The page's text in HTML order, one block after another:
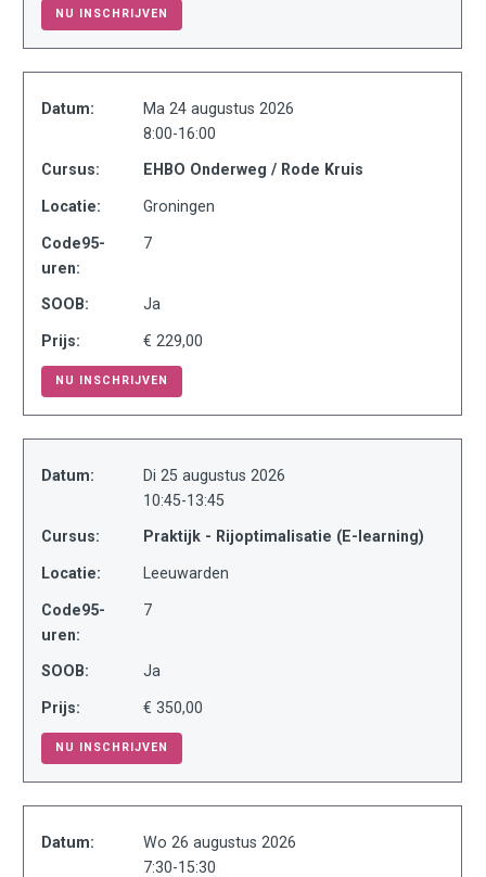
NU INSCHRIJVEN
Datum:
Ma 24 augustus 2026
8:00-16:00
Cursus: EHBO Onderweg / Rode Kruis
Locatie: Groningen
Code95-
uren:
7
SOOB: Ja
Prijs: € 229,00
NU INSCHRIJVEN
Datum:
Di 25 augustus 2026
10:45-13:45
Cursus: Praktijk - Rijoptimalisatie (E-learning)
Locatie: Leeuwarden
Code95-
uren:
7
SOOB: Ja
Prijs: € 350,00
NU INSCHRIJVEN
Datum:
Wo 26 augustus 2026
7:30-15:30